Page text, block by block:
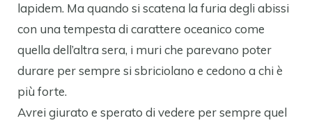
lapidem. Ma quando si scatena la furia degli abissi
con una tempesta di carattere oceanico come
quella dell’altra sera, i muri che parevano poter
durare per sempre si sbriciolano e cedono a chi è
più forte.
Avrei giurato e sperato di vedere per sempre quel